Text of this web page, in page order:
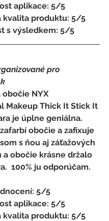
aplikace: 5/5
kvalita produktu: 5/5
s výsledkem: 5/5
pro
obočie NYX
Makeup Thick It Stick It
je úplne geniálna.
obočie a zafixuje
s ňou aj záťažových
a obočie krásne držalo
100% ju odporúčam.
5/5
aplikace: 5/5
kvalita produktu: 5/5